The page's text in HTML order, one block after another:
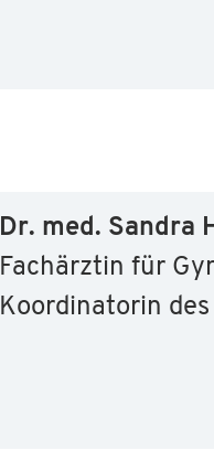
Dr. med. Sandra
Fachärztin für
Koordinatorin